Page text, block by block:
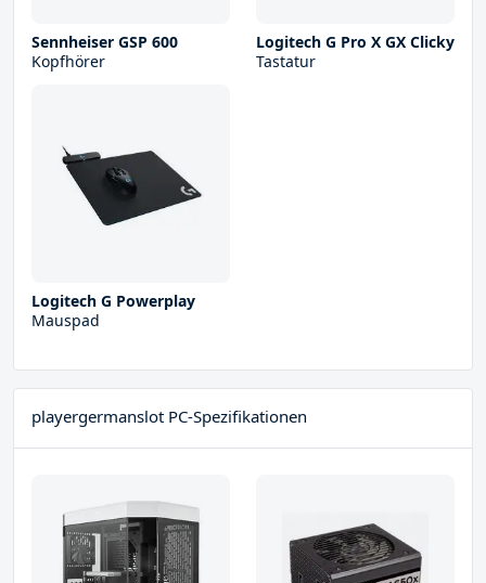
Sennheiser GSP 600
Kopfhörer
Logitech G Pro X GX Clicky
Tastatur
Logitech G Powerplay
Mauspad
playergermanslot PC-Spezifikationen